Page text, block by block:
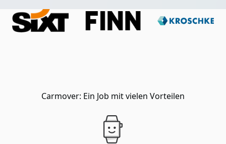
Carmover: Ein Job mit vielen Vorteilen